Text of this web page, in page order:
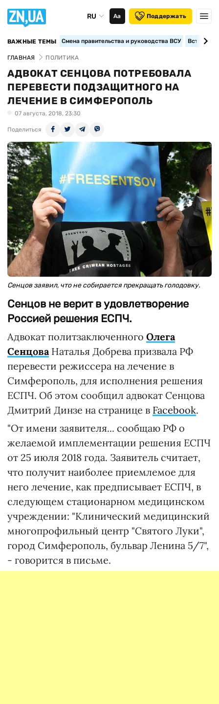
RU Аа Поддержать
ВАЖНЫЕ ТЕМЫ Смена правительства и руководства ВСУ
ГЛАВНАЯ ПОЛИТИКА
АДВОКАТ СЕНЦОВА ПОТРЕБОВАЛА
ПЕРЕВЕСТИ ПОДЗАЩИТНОГО НА
ЛЕЧЕНИЕ В СИМФЕРОПОЛЬ
07 августа, 2018, 23:30
Поделиться
Сенцов заявил, что не собирается прекращать голодовку.
Сенцов не верит в удовлетворение
Россией решения ЕСПЧ.
Адвокат политзаключенного Олега
СенцоваНаталья Добрева призвала РФ
перевести режиссера на лечение в
Симферополь, для исполнения решения
ЕСПЧ. Об этом сообщил адвокат Сенцова
Дмитрий Динзе на странице в Facebook.
"От имени заявителя... сообщаю РФ о
желаемой имплементации решения ЕСПЧ
от 25 июля 2018 года. Заявитель считает,
что получит наиболее приемлемое для
него лечение, как предписывает ЕСПЧ, в
следующем стационарном медицинском
учреждении: "Клинический медицинский
многопрофильный центр "Святого Луки",
город Симферополь, бульвар Ленина 5/7",
- говорится в письме.